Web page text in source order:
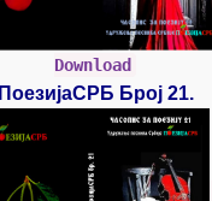
Download
ПоезијаСРБ Број 21.